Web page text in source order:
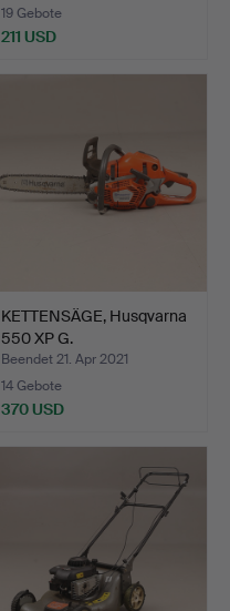
19 Gebote
211 USD
KETTENSÄGE, Husqvarna
550 XP G.
Beendet 21. Apr 2021
14 Gebote
370 USD